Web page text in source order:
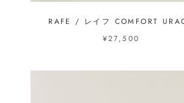
RAFE / レイフ COMFORT
¥27,500